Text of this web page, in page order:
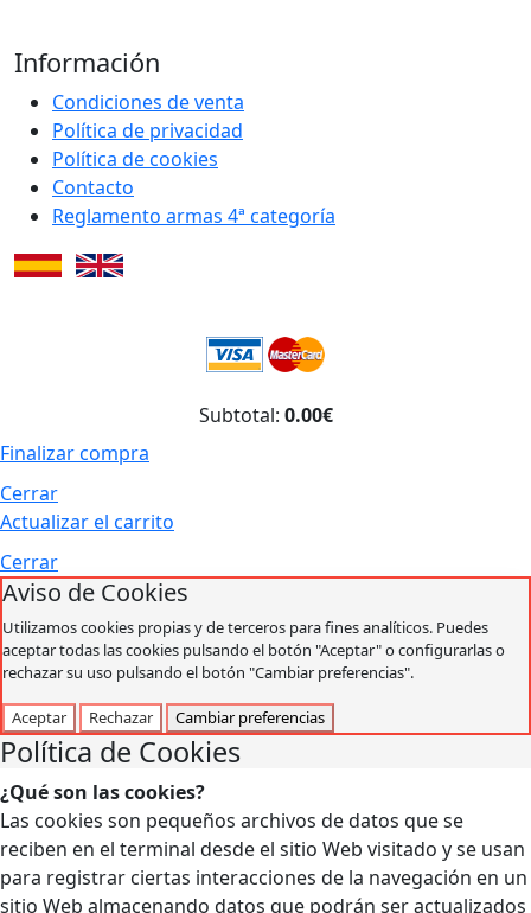
Información
Condiciones de venta
Política de privacidad
Política de cookies
Contacto
Reglamento armas 4ª categoría
Subtotal: 0.00€
Finalizar compra
Cerrar
Actualizar el carrito
Cerrar
Aviso de Cookies
Utilizamos cookies propias y de terceros para fines analíticos. Puedes
aceptar todas las cookies pulsando el botón "Aceptar" o configurarlas o
rechazar su uso pulsando el botón "Cambiar preferencias".
Aceptar Rechazar Cambiar preferencias
Política de Cookies
¿Qué son las cookies?
Las cookies son pequeños archivos de datos que se
reciben en el terminal desde el sitio Web visitado y se usan
para registrar ciertas interacciones de la navegación en un
sitio Web almacenando datos que podrán ser actualizados